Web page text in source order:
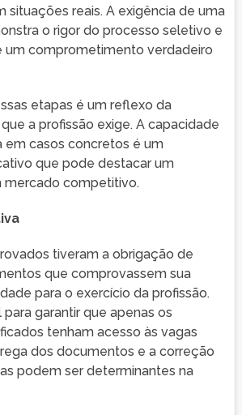
situações reais. A exigência de uma
o rigor do processo seletivo e
um comprometimento verdadeiro
etapas é um reflexo da
a profissão exige. A capacidade
em casos concretos é um
que pode destacar um
mercado competitivo.
tiveram a obrigação de
que comprovassem sua
para o exercício da profissão.
garantir que apenas os
tenham acesso às vagas
dos documentos e a correção
podem ser determinantes na